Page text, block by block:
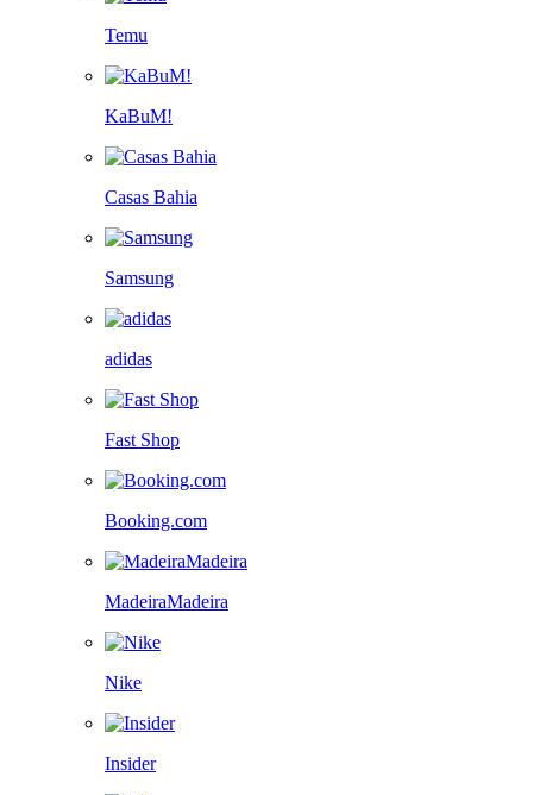
Temu
KaBuM!
Casas Bahia
Samsung
adidas
Fast Shop
Booking.com
MadeiraMadeira
Nike
Insider